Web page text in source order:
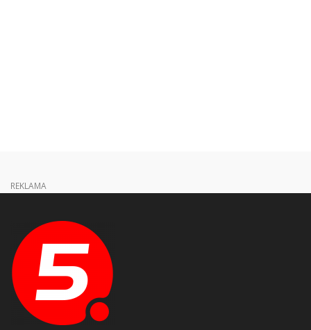
REKLAMA